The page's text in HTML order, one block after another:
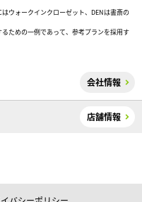
ウォークインクローゼット、DENは書斎の
ための一例であって、参考プランを採用す
会社情報
店舗情報